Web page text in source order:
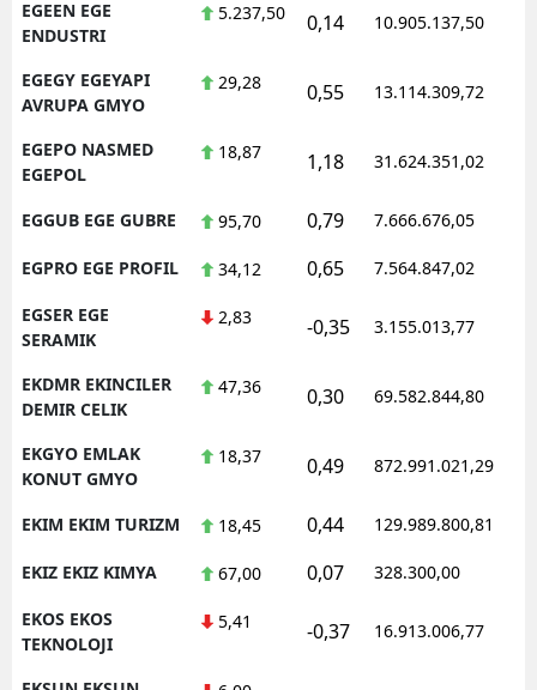
EGEEN EGE
ENDUSTRI
5.237,50 0,14 10.905.137,50
EGEGY EGEYAPI
AVRUPA GMYO
29,28 0,55 13.114.309,72
EGEPO NASMED
EGEPOL
18,87 1,18 31.624.351,02
EGGUB EGE GUBRE 95,70 0,79 7.666.676,05
EGPRO EGE PROFIL 34,12 0,65 7.564.847,02
EGSER EGE
SERAMIK
2,83 -0,35 3.155.013,77
EKDMR EKINCILER
DEMIR CELIK
47,36 0,30 69.582.844,80
EKGYO EMLAK
KONUT GMYO
18,37 0,49 872.991.021,29
EKIM EKIM TURIZM 18,45 0,44 129.989.800,81
EKIZ EKIZ KIMYA 67,00 0,07 328.300,00
EKOS EKOS
TEKNOLOJI
5,41 -0,37 16.913.006,77